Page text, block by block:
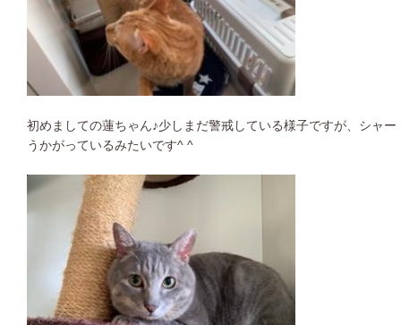
初めましての蓮ちゃん♪少しまだ警戒している様子ですが、シャ
うかがっているみたいです^ ^